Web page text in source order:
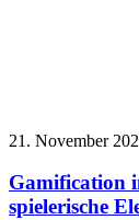
21. November
Gamification
spielerische